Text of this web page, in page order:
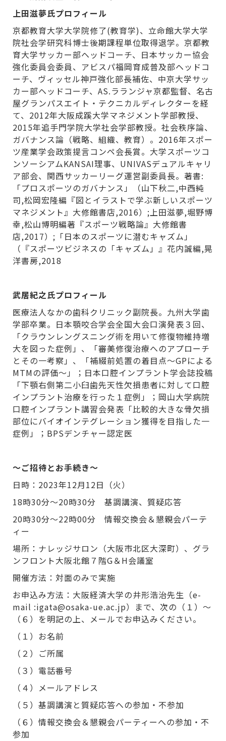
上田滋夢氏プロフィール
京都教育大学大学院修了(教育学)、立命館大学大学
院社会学研究科博士後期課程単位取得退学。京都教
育大学サッカー部ヘッドコーチ、日本サッカー協会
強化委員会委員、アビスパ福岡育成普及部ヘッドコ
ーチ、ヴィッセル神戸強化部長補佐、中京大学サッ
カー部ヘッドコーチ、AS.ラランジャ京都監督、名古
屋グランパスエイト・テクニカルディレクターを経
て、2012年大阪成蹊大学マネジメント学部教授、
2015年追手門学院大学社会学部教授。社会秩序論、
ガバナンス論（戦略、組織、教育）。2016年スポー
ツ産業学会政策提言コンペ会長賞。大学スポーツコ
ンソーシアムKANSAI理事、UNIVASデュアルキャリ
ア部会、関西サッカーリーグ運営副委員長。著書:
「プロスポーツのガバナンス」（山下秋二,中西純
司,松岡宏隆編『図とイラストで学ぶ新しいスポーツ
マネジメント』大修館書店,2016）;上田滋夢,堀野博
幸,松山博明編著『スポーツ戦略論』大修館書
店,2017）;「日本のスポーツに潜むキャズム」
（『スポーツビジネスの「キャズム」』花内誠編,晃
洋書房,2018
武居紀之氏プロフィール
医療法人なかの歯科クリニック副院長。九州大学歯
学部卒業。日本顎咬合学会全国大会口演発表３回、
「クラウンレングスニング術を用いて修復物維持増
大を図った症例」、「審美修復治療へのアプローチ
とその一考察」、「補綴前処置の着目点～GPによる
MTMの評価～」；日本口腔インプラント学会誌投稿
「下顎右側第二小臼歯先天性欠損患者に対して口腔
インプラント治療を行った１症例」；岡山大学病院
口腔インプラント講習会発表「比較的大きな骨欠損
部位にバイオインテグレーション獲得を目指した一
症例」；BPSデンチャー認定医
～ご招待とお手続き～
日時：2023年12月12日（火）
18時30分～20時30分 基調講演、質疑応答
20時30分～22時00分 情報交換会＆懇親会パーテ
ィー
場所：ナレッジサロン（大阪市北区大深町）、グラ
ンフロント大阪北館７階G＆H会議室
開催方法：対面のみで実施
お申込み方法：大阪経済大学の井形浩治先生（e-
mail :igata@osaka-ue.ac.jp）まで、次の（１）～
（６）を明記の上、メールでお申込みください。
（１）お名前
（２）ご所属
（３）電話番号
（４）メールアドレス
（５）基調講演と質疑応答への参加・不参加
（６）情報交換会＆懇親会パーティーへの参加・不
参加